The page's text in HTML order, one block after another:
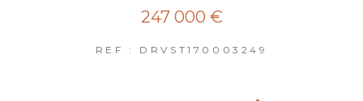
247 000 €
REF : DRVST170003249